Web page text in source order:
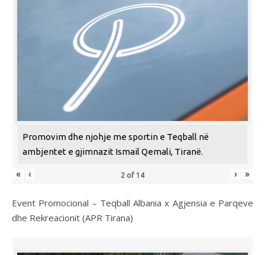
Promovim dhe njohje me sportin e Teqball në
ambjentet e gjimnazit Ismail Qemali, Tiranë.
« ‹ 2 of 14 › »
Event Promocional – Teqball Albania x Agjensia e Parqeve
dhe Rekreacionit (APR Tirana)